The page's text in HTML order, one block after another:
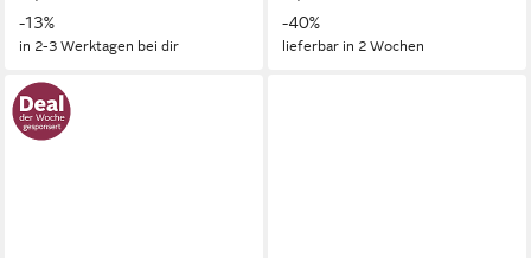
-13%
in 2-3 Werktagen bei dir
-40%
lieferbar in 2 Wochen